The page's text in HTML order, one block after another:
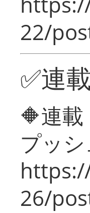
22/
✅連
🔶連
プッ
26/